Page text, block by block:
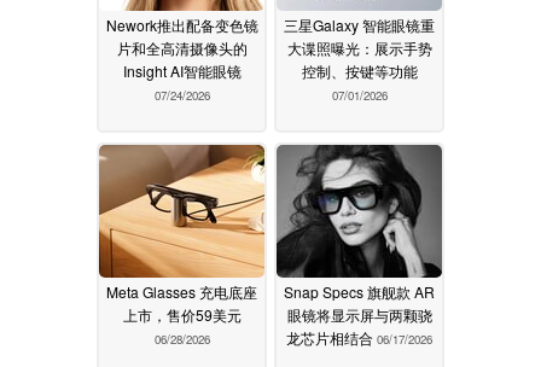
Nework推出配备变色镜
片和全高清摄像头的
Insight AI智能眼镜
07/24/2026
三星Galaxy 智能眼镜重
大谍照曝光：展示手势
控制、按键等功能
07/01/2026
Meta Glasses 充电底座
上市，售价59美元
06/28/2026
Snap Specs 旗舰款 AR
眼镜将显示屏与两颗骁
龙芯片相结合 06/17/2026